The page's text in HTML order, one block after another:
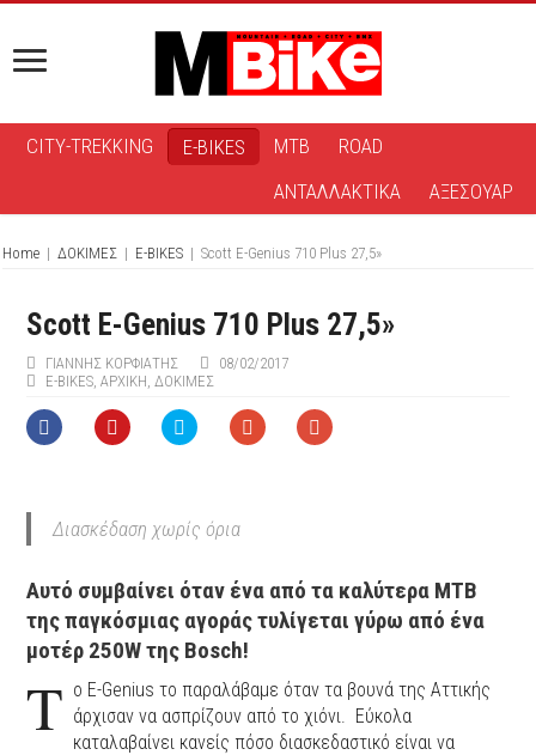
CITY-TREKKING E-BIKES MTB
ROAD
ΑΝΤΑΛΛΑΚΤΙΚΑ
ΑΞΕΣΟΥΑΡ
Home | ΔΟΚΙΜΕΣ | E-BIKES | Scott E-Genius 710 Plus 27,5»
Scott E-Genius 710 Plus 27,5»
ΓΙΆΝΝΗΣ ΚΟΡΦΙΆΤΗΣ
08/02/2017
E-BIKES ,ΑΡΧΙΚΉ ΔΟΚΙΜΕΣ
Διασκέδαση χωρίς όρια
Αυτό συμβαίνει όταν ένα από τα καλύτερα ΜΤΒ
της παγκόσμιας αγοράς τυλίγεται γύρω από ένα
μοτέρ 250W της Bosch!
Τ ο E-Genius το παραλάβαμε όταν τα βουνά της Αττικής
άρχισαν να ασπρίζουν από το χιόνι.
Εύκολα
καταλαβαίνει κανείς πόσο διασκεδαστικό είναι να